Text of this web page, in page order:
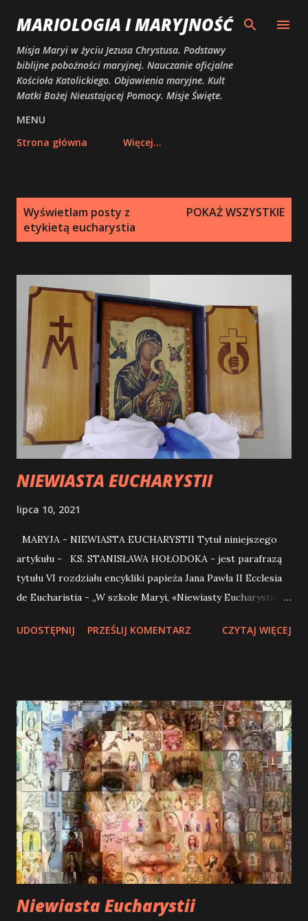
Przejdź do głównej zawartości
MARIOLOGIA I MARYJNOŚĆ
Misja Maryi w życiu Jezusa Chrystusa. Podstawy
biblijne pobożności maryjnej. Nauczanie oficjalne
Kościoła Katolickiego. Objawienia maryjne. Kult
Matki Bożej Nieustającej Pomocy. Misje Święte.
MENU
Strona główna
Więcej…
Wyświetlam posty z
etykietą eucharystia
POKAŻ WSZYSTKIE
NIEWIASTA EUCHARYSTII
lipca 10, 2021
MARYJA - NIEWIASTA EUCHARYSTII Tytuł niniejszego
artykułu - KS. STANISŁAWA HOŁODOKA - jest parafrazą
tytułu VI rozdziału encykliki papieża Jana Pawła II Ecclesia
de Eucharistia - „W szkole Maryi, «Niewiasty Eucharystii»”.
Tajemnicy Eucharystii i od Niej uczyć się postawy
różańcowych tajemnicach światła piąta została poświęcona
ustanowieniu Eucharystii. Wprawdzie Ewangelia nic nie
mówi o obecności Maryi w Wieczerniku w Wielki Czwartek
podczas ustanowienia Eucharystii, to jednak wiadomo z
Dziejów Apostolskich (1,14), że Matka Pana była tam obecna
wraz z apostołami i niewiastami, zamkniętymi z obawy
przed Żydami i wspólnie modliła się z nimi w oczekiwaniu
na dar zesłania Ducha Świętego. Według papieża obecności
Maryi nie mogło zabraknąć podczas sprawowania Eucha...
UDOSTĘPNIJ PRZEŚLIJ KOMENTARZ CZYTAJ WIĘCEJ
Niewiasta Eucharystii